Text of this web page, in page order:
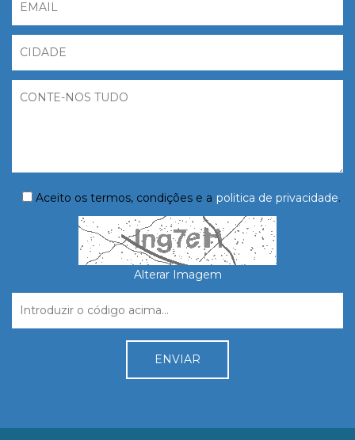
Aceito os termos, condições e a politica de privacidade.
Alterar Imagem